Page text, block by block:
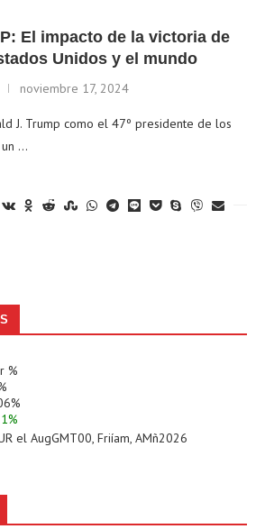
El impacto de la victoria de
Unidos y el mundo
noviembre 17, 2024
J. Trump como el 47º presidente de los
un …
%
%
%
el AugGMT00, Friíam, AMñ2026